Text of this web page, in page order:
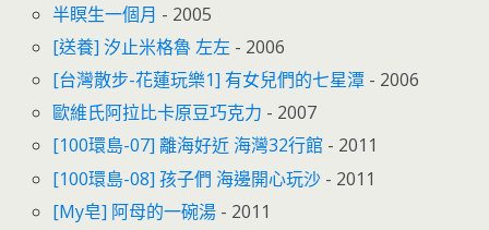
半瞑生一個月 - 2005
[送養] 汐止米格魯 左左 - 2006
[台灣散步-花蓮玩樂1] 有女兒們的七星潭 - 2006
歐維氏阿拉比卡原豆巧克力 - 2007
[100環島-07] 離海好近 海灣32行館 - 2011
[100環島-08] 孩子們 海邊開心玩沙 - 2011
[My皂] 阿母的一碗湯 - 2011